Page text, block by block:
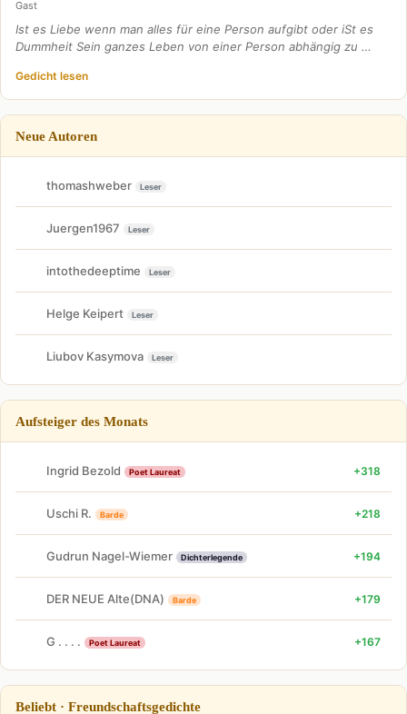
Gast
Ist es Liebe wenn man alles für eine Person aufgibt oder iSt es
Dummheit Sein ganzes Leben von einer Person abhängig zu …
Gedicht lesen
Neue Autoren
thomashweber Leser
Juergen1967 Leser
intothedeeptime Leser
Helge Keipert Leser
Liubov Kasymova Leser
Aufsteiger des Monats
Ingrid Bezold Poet Laureat +318
Uschi R. Barde +218
Gudrun Nagel-Wiemer Dichterlegende +194
DER NEUE Alte(DNA) Barde +179
G . . . . Poet Laureat +167
Beliebt · Freundschaftsgedichte